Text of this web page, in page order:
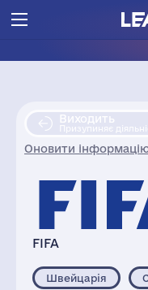
Виходить
Призупиняє
Оновити
FIFA
Швейцарія